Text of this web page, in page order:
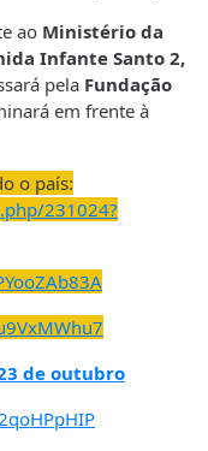
ao Ministério da
Infante Santo 2,
pela Fundação
em frente à
o país:
231024?
de outubro